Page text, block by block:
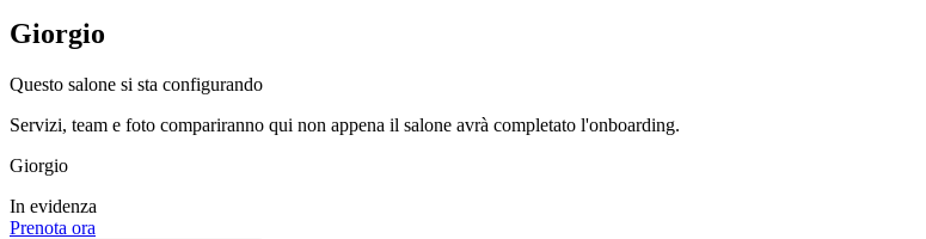
Giorgio
Questo salone si sta configurando
Servizi, team e foto compariranno qui non appena il salone avrà completato l'onboarding.
Giorgio
In evidenza
Prenota ora